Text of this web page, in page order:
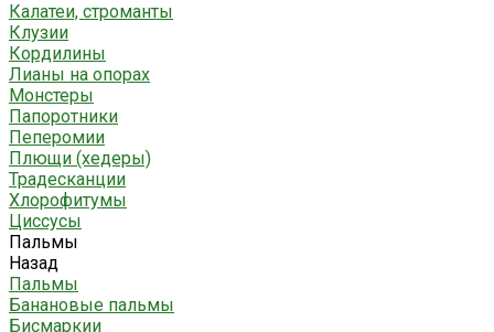
Калатеи, строманты
Клузии
Кордилины
Лианы на опорах
Монстеры
Папоротники
Пеперомии
Плющи (хедеры)
Традесканции
Хлорофитумы
Циссусы
Пальмы
Назад
Пальмы
Банановые пальмы
Бисмаркии